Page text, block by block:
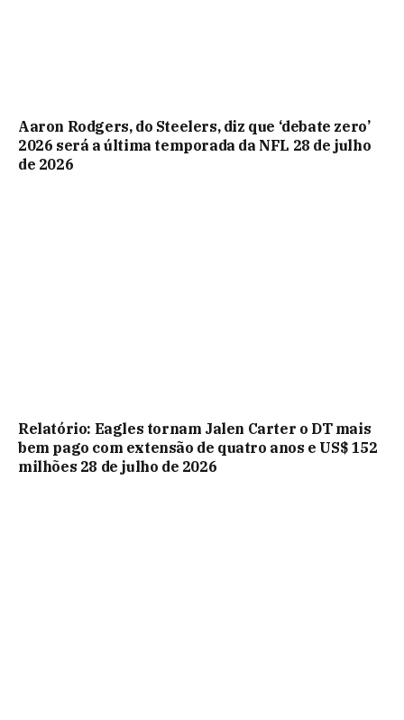
Aaron Rodgers, do Steelers, diz que ‘debate zero’
2026 será a última temporada da NFL 28 de julho
de 2026
Relatório: Eagles tornam Jalen Carter o DT mais
bem pago com extensão de quatro anos e US$ 152
milhões 28 de julho de 2026